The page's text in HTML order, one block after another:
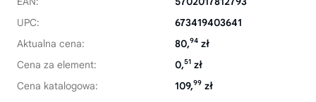
UPC:
673419403641
Aktualna cena:
80,94 zł
Cena za element:
0,51 zł
Cena katalogowa:
109,99 zł